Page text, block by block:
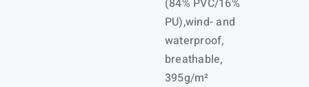
(84% PVC/16%
PU),wind- and
waterproof,
breathable,
395g/m²